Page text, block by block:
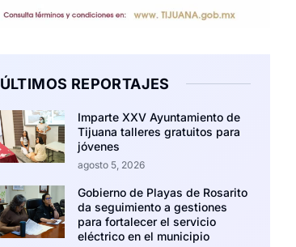
ÚLTIMOS REPORTAJES
Imparte XXV Ayuntamiento de
Tijuana talleres gratuitos para
jóvenes
agosto 5, 2026
Gobierno de Playas de Rosarito
da seguimiento a gestiones
para fortalecer el servicio
eléctrico en el municipio